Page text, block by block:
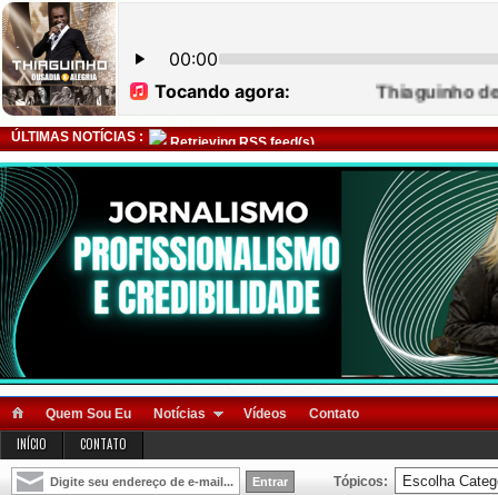
ÚLTIMAS NOTÍCIAS : Retrieving RSS feed(s)
Quem Sou Eu Notícias Vídeos Contato
INÍCIO CONTATO
Tópicos: